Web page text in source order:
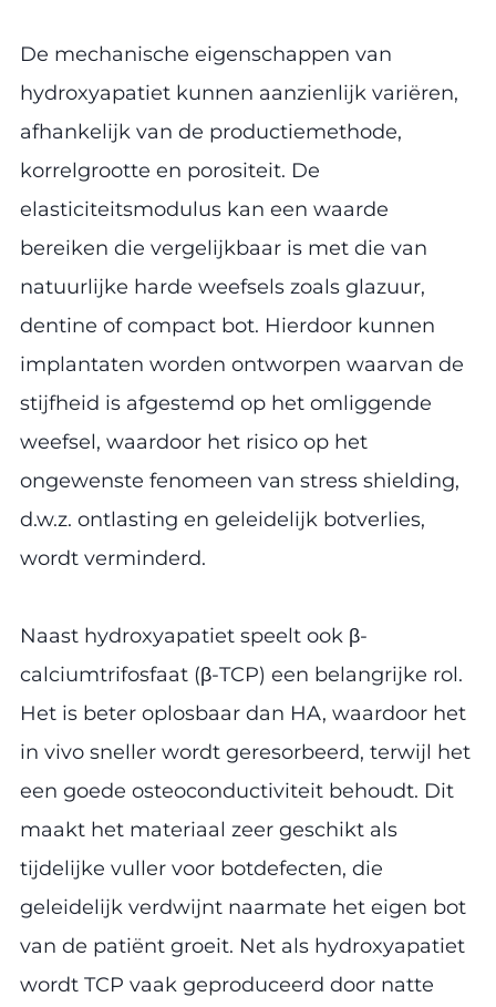
De mechanische eigenschappen van
hydroxyapatiet kunnen aanzienlijk variëren,
afhankelijk van de productiemethode,
korrelgrootte en porositeit. De
elasticiteitsmodulus kan een waarde
bereiken die vergelijkbaar is met die van
natuurlijke harde weefsels zoals glazuur,
dentine of compact bot. Hierdoor kunnen
implantaten worden ontworpen waarvan de
stijfheid is afgestemd op het omliggende
weefsel, waardoor het risico op het
ongewenste fenomeen van stress shielding,
d.w.z. ontlasting en geleidelijk botverlies,
wordt verminderd.
Naast hydroxyapatiet speelt ook β-
calciumtrifosfaat (β-TCP) een belangrijke rol.
Het is beter oplosbaar dan HA, waardoor het
in vivo sneller wordt geresorbeerd, terwijl het
een goede osteoconductiviteit behoudt. Dit
maakt het materiaal zeer geschikt als
tijdelijke vuller voor botdefecten, die
geleidelijk verdwijnt naarmate het eigen bot
van de patiënt groeit. Net als hydroxyapatiet
wordt TCP vaak geproduceerd door natte